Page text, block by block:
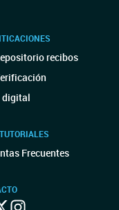
recibos
digital
Frecuentes